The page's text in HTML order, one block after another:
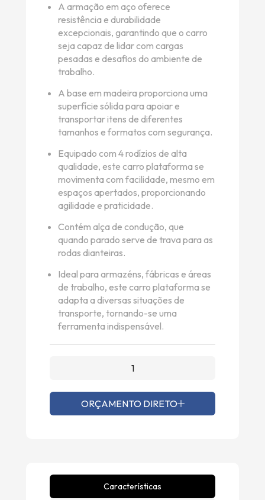
A armação em aço oferece
resistência e durabilidade
excepcionais, garantindo que o carro
seja capaz de lidar com cargas
pesadas e desafios do ambiente de
trabalho.
A base em madeira proporciona uma
superfície sólida para apoiar e
transportar itens de diferentes
tamanhos e formatos com segurança.
Equipado com 4 rodízios de alta
qualidade, este carro plataforma se
movimenta com facilidade, mesmo em
espaços apertados, proporcionando
agilidade e praticidade.
Contém alça de condução, que
quando parado serve de trava para as
rodas dianteiras.
Ideal para armazéns, fábricas e áreas
de trabalho, este carro plataforma se
adapta a diversas situações de
transporte, tornando-se uma
ferramenta indispensável.
ORÇAMENTO DIRETO
Características